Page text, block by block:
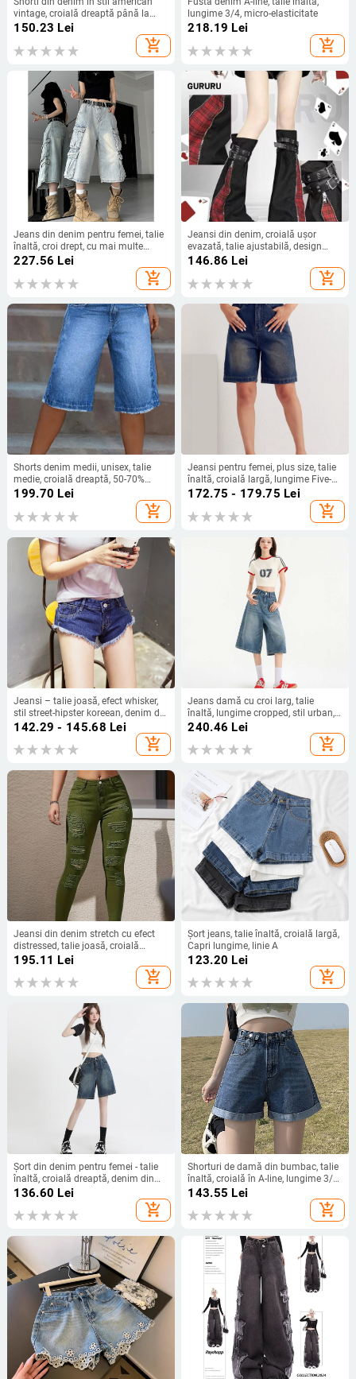
vintage, croială dreaptă până la
mijlocul coapsei, rupți, pentru femei
în mărime mare, croială lejeră, talie
înaltă, vară.
150.23 Lei
add_shopping_cart
lungime 3/4, micro-elasticitate
218.19 Lei
add_shopping_cart
Jeans din denim pentru femei, talie
înaltă, croi drept, cu mai multe
buzunare
227.56 Lei
add_shopping_cart
Jeansi din denim, croială ușor
evazată, talie ajustabilă, design
colaj/cioplit, stil street hipster
146.86 Lei
add_shopping_cart
Shorts denim medii, unisex, talie
medie, croială dreaptă, 50-70%
bumbac cu poliester, margine
uzată, stil casual japonez-coreean
199.70 Lei
add_shopping_cart
Jeansi pentru femei, plus size, talie
înaltă, croială largă, lungime Five-
Point, distressed
172.75 - 179.75 Lei
add_shopping_cart
Jeansi – talie joasă, efect whisker,
stil street-hipster koreean, denim din
bumbac cu viscoză, croială largă
(80–90% bumbac; viscoză ≤10%)
142.29 - 145.68 Lei
add_shopping_cart
Jeans damă cu croi larg, talie
înaltă, lungime cropped, stil urban,
amestec bumbac-poliester (70–
80% bumbac, <30% poliester)
240.46 Lei
add_shopping_cart
Jeansi din denim stretch cu efect
distressed, talie joasă, croială
skinny, lungime cropped, amestec
195.11 Lei
add_shopping_cart
Șort jeans, talie înaltă, croială largă,
Capri lungime, linie A
123.20 Lei
add_shopping_cart
Șort din denim pentru femei - talie
înaltă, croială dreaptă, denim din
bumbac/poliester, fără călcare
136.60 Lei
add_shopping_cart
Shorturi de damă din bumbac, talie
înaltă, croială în A-line, lungime 3/4,
stil casual
143.55 Lei
add_shopping_cart